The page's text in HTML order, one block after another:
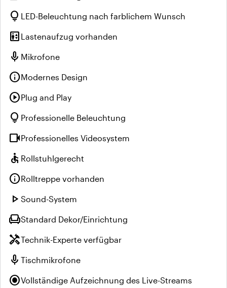
lightbulb LED-Beleuchtung nach farblichem Wunsch
elevator Lastenaufzug vorhanden
mic Mikrofone
infoModernes Design
play_circlePlug and Play
lightbulb Professionelle Beleuchtung
videocamProfessionelles Videosystem
accessible Rollstuhlgerecht
infoRolltreppe vorhanden
play_arrow Sound-System
chairStandard Dekor/Einrichtung
handymanTechnik-Experte verfügbar
mic Tischmikrofone
radio_button_checkedVollständige Aufzeichnung des Live-Streams